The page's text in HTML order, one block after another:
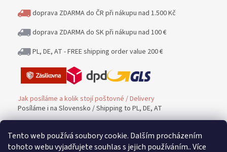
Tento web používá soubory cookie. Dalším procházením
tohoto webu vyjadřujete souhlas s jejich používáním.. Více
doprava ZDARMA do ČR při nákupu nad 1.500 Kč
doprava ZDARMA do SK při nákupu nad 100 €
PL, DE, AT - FREE shipping order value 200 €
Jak posíláme a kolik stojí poštovné / Delivery
Posíláme i na Slovensko / Shipping to PL, DE, AT
Platba / PAYMENT